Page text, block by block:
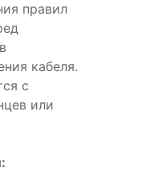
правил
кабеля.
с
или